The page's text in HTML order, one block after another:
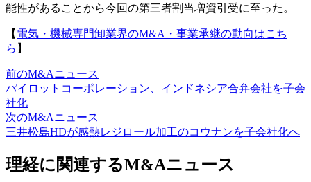
能性があることから今回の第三者割当増資引受に至った。
【 電気・機械専門卸業界のM&A・事業承継の動向はこち
ら 】
前のM&Aニュース
パイロットコーポレーション、インドネシア合弁会社を子会
社化
次のM&Aニュース
三井松島HDが感熱レジロール加工のコウナンを子会社化へ
理経に関連するM&Aニュース